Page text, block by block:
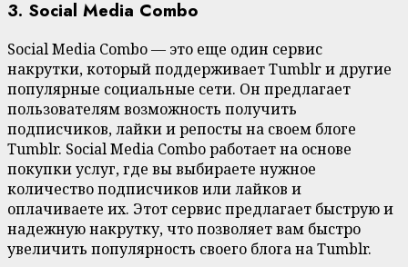
3. Social Media Combo
Social Media Combo — это еще один сервис
накрутки, который поддерживает Tumblr и другие
популярные социальные сети. Он предлагает
пользователям возможность получить
подписчиков, лайки и репосты на своем блоге
Tumblr. Social Media Combo работает на основе
покупки услуг, где вы выбираете нужное
количество подписчиков или лайков и
оплачиваете их. Этот сервис предлагает быструю и
надежную накрутку, что позволяет вам быстро
увеличить популярность своего блога на Tumblr.